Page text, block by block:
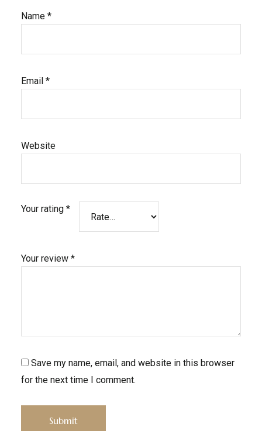
Name *
Email *
Website
Your rating *
Your review *
Save my name, email, and website in this browser
for the next time I comment.